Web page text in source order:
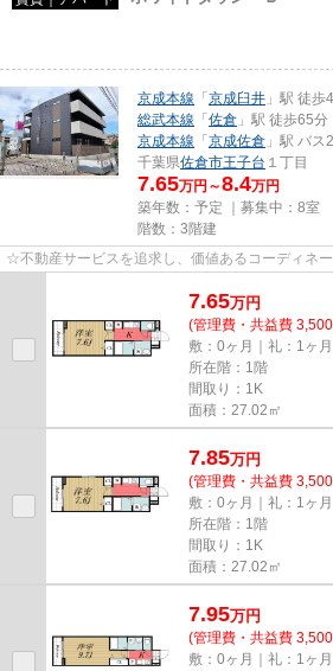
京成本線 「 京成臼井 」駅 徒歩
総武本線 「 佐倉 」駅 徒歩65分
京成本線 「 京成佐倉 」駅 バ
千葉県佐倉市王子台 １丁目
7.65万円～8.4万円
築年数：予定 ｜募集中： 8室
階数：3階建
☆不動産サービスを追求し、価値あるコーディネ
7.65万円
(管理費・共益費
敷：0ヶ月｜礼：1ヶ月
所在階：1階
間取り：1K
面積：27.02㎡
7.85万円
(管理費・共益費
敷：0ヶ月｜礼：1ヶ月
所在階：1階
間取り：1K
面積：27.02㎡
7.95万円
(管理費・共益費
敷：0ヶ月｜礼：1ヶ月